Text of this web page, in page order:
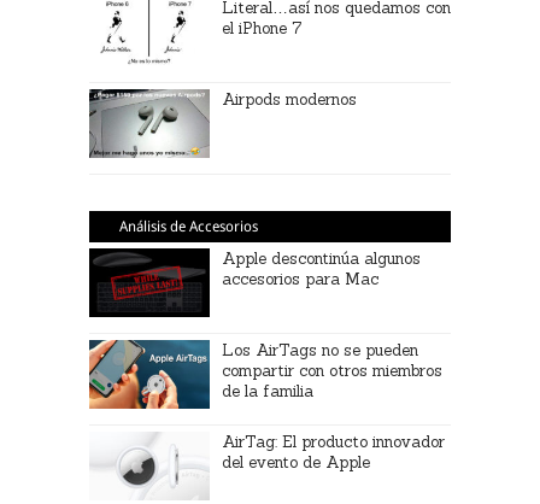
Literal…así nos quedamos con
el iPhone 7
Airpods modernos
Análisis de Accesorios
Apple descontinúa algunos
accesorios para Mac
Los AirTags no se pueden
compartir con otros miembros
de la familia
AirTag: El producto innovador
del evento de Apple